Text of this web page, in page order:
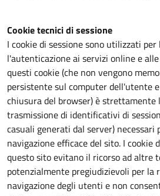
Cookie tecnici di sessione
I cookie di sessione sono utilizzati
l'autenticazione ai servizi online e
questi cookie (che non vengono
persistente sul computer dell'utente
chiusura del browser) è
trasmissione di identificativi di
casuali generati dal server) necessari
navigazione efficace del sito. I cookie
questo sito evitano il ricorso ad altre
potenzialmente pregiudizievoli per la
navigazione degli utenti e non